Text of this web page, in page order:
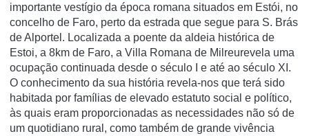
importante vestí­gio da época romana situados em Estói, no
concelho de Faro, perto da estrada que segue para S. Brás
de Alportel. Localizada a poente da aldeia histórica de
Estoi, a 8km de Faro, a Villa Romana de Milreurevela uma
ocupação continuada desde o século I e até ao século XI.
O conhecimento da sua história revela-nos que terá sido
habitada por famílias de elevado estatuto social e político,
às quais eram proporcionadas as necessidades não só de
um quotidiano rural, como também de grande vivência